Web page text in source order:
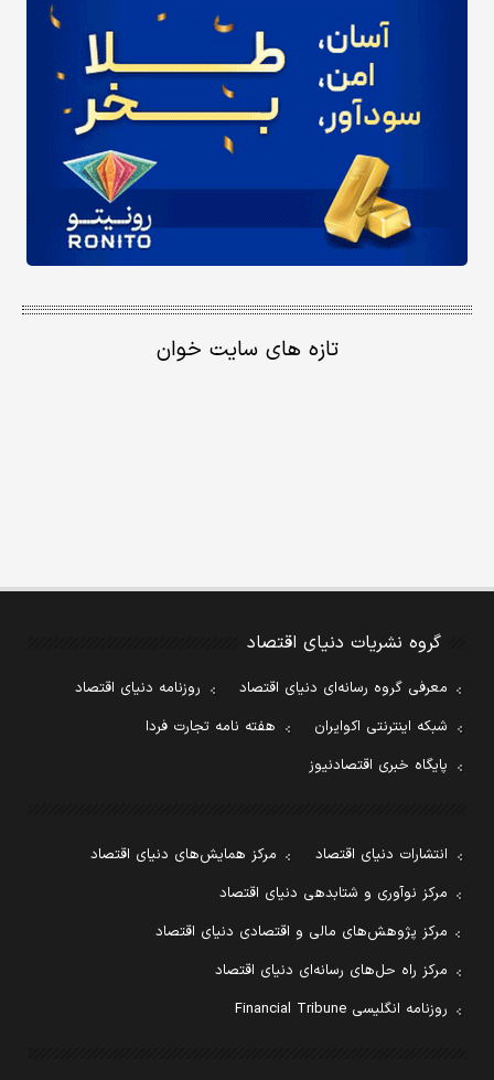
تازه های سایت خوان
گروه نشریات دنیای اقتصاد
معرفی گروه رسانه‌ای دنیای اقتصاد
روزنامه دنیای اقتصاد
شبکه اینترنتی اکوایران
هفته نامه تجارت فردا
پایگاه خبری اقتصادنیوز
انتشارات دنیای اقتصاد
مرکز همایش‌های دنیای اقتصاد
مرکز نوآوری و شتابدهی دنیای اقتصاد
مرکز پژوهش‌های مالی و اقتصادی دنیای اقتصاد
مرکز راه حل‌های رسانه‌ای دنیای اقتصاد
روزنامه انگلیسی Financial Tribune